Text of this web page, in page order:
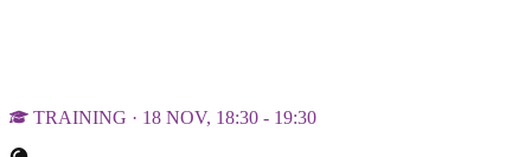
TRAINING · 18 NOV, 18:30 - 19:30